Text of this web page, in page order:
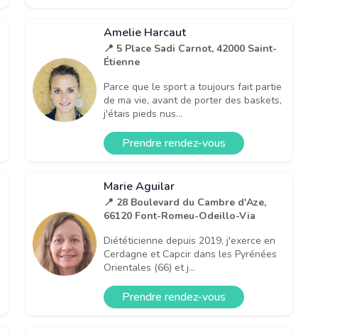
Amelie Harcaut
📍 5 Place Sadi Carnot, 42000 Saint-
Étienne
Parce que le sport a toujours fait partie
de ma vie, avant de porter des baskets,
j'étais pieds nus...
Prendre rendez-vous
Marie Aguilar
📍 28 Boulevard du Cambre d'Aze,
66120 Font-Romeu-Odeillo-Via
Diététicienne depuis 2019, j'exerce en
Cerdagne et Capcir dans les Pyrénées
Orientales (66) et j...
Prendre rendez-vous